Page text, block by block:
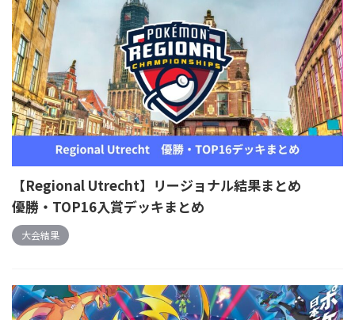
【Regional Utrecht】リージョナル結果まとめ
優勝・TOP16入賞デッキまとめ
大会結果